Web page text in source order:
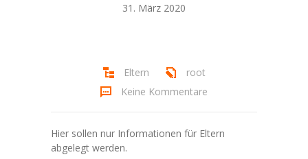
-- Im Forum anmelden
Datenschutz & Impressum
31. März 2020
Eltern
root
Keine Kommentare
Hier sollen nur Informationen für Eltern
abgelegt werden.